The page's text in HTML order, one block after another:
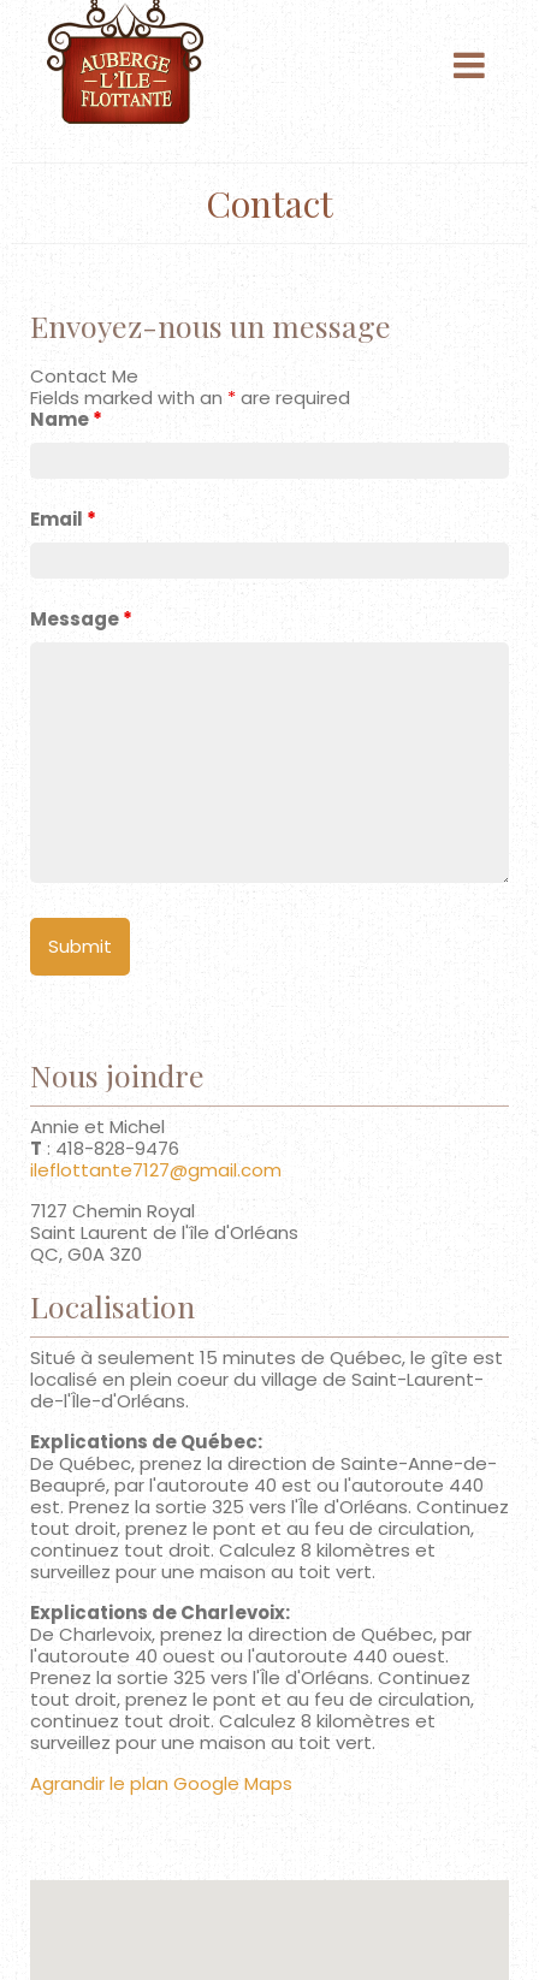
À Propos
Événements
Contact
Forfaits
Contact
Envoyez-nous un message
Contact Me
Fields marked with an *are required
Name*
Email *
Message*
Nous joindre
Annie et Michel
T : 418-828-9476
ileflottante7127@gmail.com
7127 Chemin Royal
Saint Laurent de l'île d'Orléans
QC, G0A 3Z0
Localisation
Situé à seulement 15 minutes de Québec, le gîte est
localisé en plein coeur du village de Saint-Laurent-
de-l'Île-d'Orléans.
Explications de Québec:
De Québec, prenez la direction de Sainte-Anne-de-
Beaupré, par l'autoroute 40 est ou l'autoroute 440
est. Prenez la sortie 325 vers l'Île d'Orléans. Continuez
tout droit, prenez le pont et au feu de circulation,
continuez tout droit. Calculez 8 kilomètres et
surveillez pour une maison au toit vert.
Explications de Charlevoix:
De Charlevoix, prenez la direction de Québec, par
l'autoroute 40 ouest ou l'autoroute 440 ouest.
Prenez la sortie 325 vers l'Île d'Orléans. Continuez
tout droit, prenez le pont et au feu de circulation,
continuez tout droit. Calculez 8 kilomètres et
surveillez pour une maison au toit vert.
Agrandir le plan Google Maps